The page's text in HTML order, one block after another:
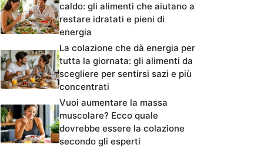
caldo: gli alimenti che aiutano a
restare idratati e pieni di
energia
La colazione che dà energia per
tutta la giornata: gli alimenti da
scegliere per sentirsi sazi e più
concentrati
Vuoi aumentare la massa
muscolare? Ecco quale
dovrebbe essere la colazione
secondo gli esperti